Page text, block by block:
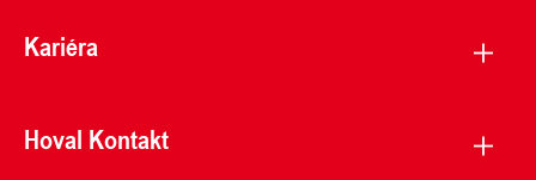
Kariéra
Hoval Kontakt